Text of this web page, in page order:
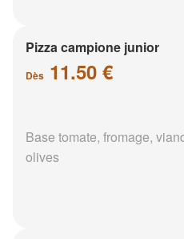
Pizza campione junior
Dès 11.50 €
Base tomate, fromage,
olives